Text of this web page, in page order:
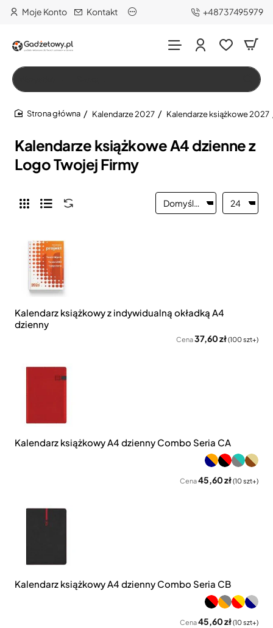
Moje Konto Kontakt +48737495979
Szukaj…
Kalendarze 2027 Kalendarze książkowe 2027
Kalendarze książkowe A4 dzienne z
Logo Twojej Firmy
Kalendarz książkowy z indywidualną okładką A4
dzienny
Cena37,60 zł(100 szt+)
Kalendarz książkowy A4 dzienny Combo Seria CA
Cena45,60 zł(10 szt+)
Kalendarz książkowy A4 dzienny Combo Seria CB
Cena45,60 zł(10 szt+)